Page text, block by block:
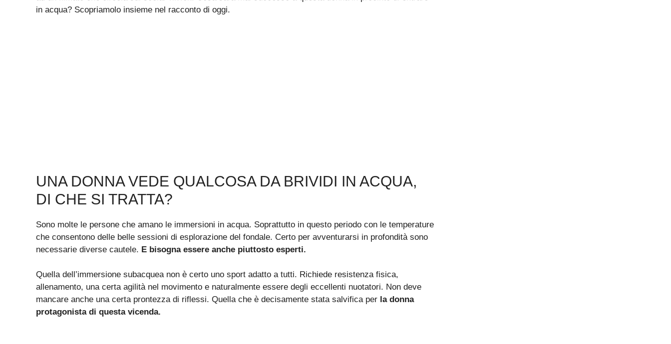
in acqua? Scopriamolo insieme nel racconto di oggi.
UNA DONNA VEDE QUALCOSA DA BRIVIDI IN ACQUA,
DI CHE SI TRATTA?
Sono molte le persone che amano le immersioni in acqua. Soprattutto in questo periodo con le temperature
che consentono delle belle sessioni di esplorazione del fondale. Certo per avventurarsi in profondità sono
necessarie diverse cautele. E bisogna essere anche piuttosto esperti.
Quella dell’immersione subacquea non è certo uno sport adatto a tutti. Richiede resistenza fisica,
allenamento, una certa agilità nel movimento e naturalmente essere degli eccellenti nuotatori. Non deve
mancare anche una certa prontezza di riflessi. Quella che è decisamente stata salvifica per la donna
protagonista di questa vicenda.